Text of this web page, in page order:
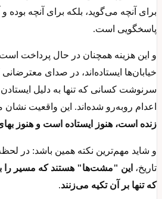
برای آنچه می‌گوید، بلکه برای آنچه بوده و
پاسخگویی است.
و این هزینه همچنان در حال پرداخت
خیابان‌ها ایستاده‌اند، در صدای
سرنوشت کسانی که تنها به‌ دلیل ایستادن
اعدام روبه‌رو شده‌اند. این واقعیت
زنده است، هنوز ایستاده است و هنوز
و شاید مهم‌ترین نکته همین باشد: در
تاریخ، این "مشت‌ها" هستند که مسیر را
که تنها بر آن تکیه می‌زنند.